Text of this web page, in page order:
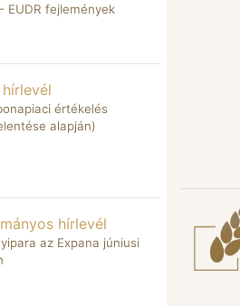
EUDR fejlemények
értékelés
alapján)
hírlevél
az Expana júniusi